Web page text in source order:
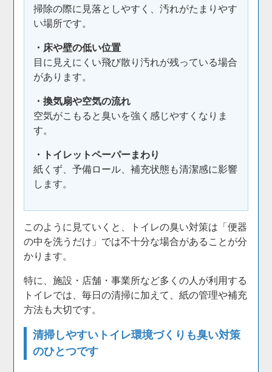
掃除の際に見落としやすく、汚れがたまりやす
い場所です。
・床や壁の低い位置
目に見えにくい飛び散り汚れが残っている場合
があります。
・換気扇や空気の流れ
空気がこもると臭いを強く感じやすくなりま
す。
・トイレットペーパーまわり
紙くず、予備ロール、補充状態も清潔感に影響
します。
このように見ていくと、トイレの臭い対策は「便器
の中を洗うだけ」では不十分な場合があることが分
かります。
特に、施設・店舗・事業所など多くの人が利用する
トイレでは、毎日の清掃に加えて、紙の管理や補充
方法も大切です。
清掃しやすいトイレ環境づくりも臭い対策
のひとつです